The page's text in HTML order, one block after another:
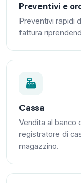
Preventivi e
Preventivi rapidi
fattura
Cassa
Vendita al banco
registratore di
magazzino.